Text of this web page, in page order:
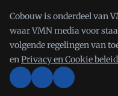
Cobouw is onderdeel van
waar VMN media voor
volgende regelingen van
enPrivacy en Cookie beleid